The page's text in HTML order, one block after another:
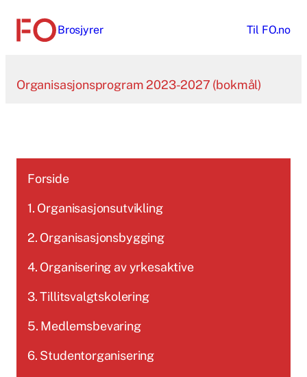
Brosjyrer Til FO.no
Organisasjonsprogram 2023-2027 (bokmål)
Forside
1. Organisasjonsutvikling
2. Organisasjonsbygging
4. Organisering av yrkesaktive
3. Tillitsvalgtskolering
5. Medlemsbevaring
6. Studentorganisering